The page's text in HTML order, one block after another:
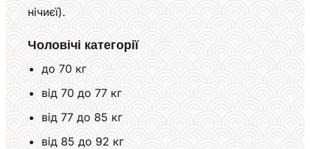
нічиєї).
Чоловічі категорії
до 70 кг
від 70 до 77 кг
від 77 до 85 кг
від 85 до 92 кг